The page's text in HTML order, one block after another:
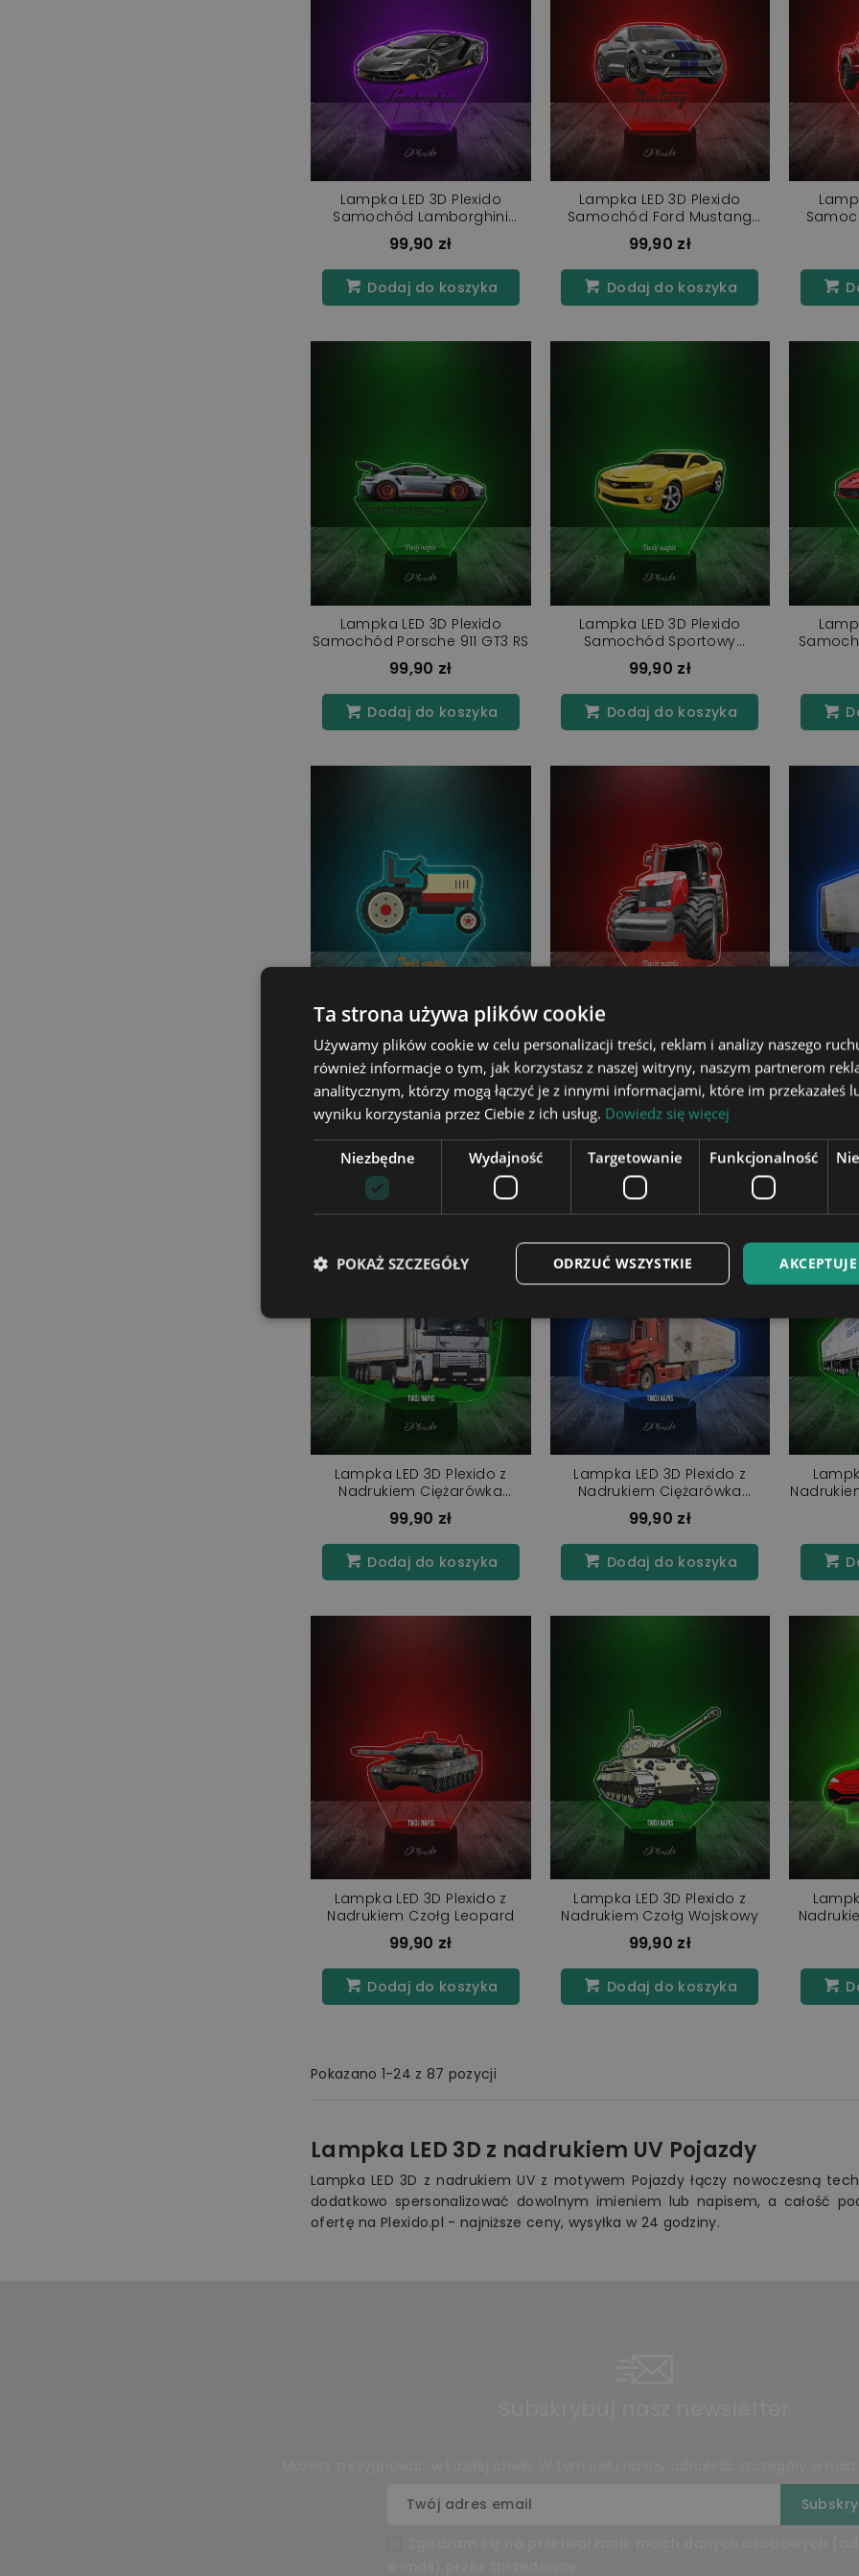
Lampka LED 3D Plexido
Samochód Lamborghini
Centenario
99,90 zł
Dodaj do koszyka
Lampka LED 3D Plexido
Samochód Ford Mustang
Shelby
99,90 zł
Dodaj do koszyka
Lampka LED 3D Plexido
Samochód Porsche 911 GT3 RS
99,90 zł
Dodaj do koszyka
Lampka LED 3D Plexido
Samochód Sportowy
Chevrolet Camaro
99,90 zł
Dodaj do koszyka
Lampka LED 3D Plexido z
Nadrukiem Ciągnik
99,90 zł
Dodaj do koszyka
Lampka LED 3D Plexido z
Nadrukiem Ciągnik Massey
Ferguson
99,90 zł
Dodaj do koszyka
Lampka LED 3D Plexido z
Nadrukiem Ciężarówka
Renault Magnum Integral
99,90 zł
Dodaj do koszyka
Lampka LED 3D Plexido z
Nadrukiem Ciężarówka
Renault Range T
99,90 zł
Dodaj do koszyka
Lampka LED 3D Plexido z
Nadrukiem Czołg Leopard
99,90 zł
Dodaj do koszyka
Lampka LED 3D Plexido z
Nadrukiem Czołg Wojskowy
99,90 zł
Dodaj do koszyka
Pokazano 1-24 z 87 pozycji
Lampka LED 3D z nadrukiem UV Pojazdy
Lampka LED 3D z nadrukiem UV z motywem Pojazdy łączy nowoczesną
dodatkowo spersonalizować dowolnym imieniem lub napisem, a całość
ofertę na Plexido.pl - najniższe ceny, wysyłka w 24 godziny.
Ta strona używa plików cookie
Używamy plików cookie w celu personalizacji treści, reklam i analizy naszego
również informacje o tym, jak korzystasz z naszej witryny, naszym partnerom
analitycznym, którzy mogą łączyć je z innymi informacjami, które im przekazałeś
wyniku korzystania przez Ciebie z ich usług. Dowiedz się więcej
Niezbędne Wydajność Targetowanie Funkcjonalność
ODRZUĆ WSZYSTKIE
POKAŻ SZCZEGÓŁY